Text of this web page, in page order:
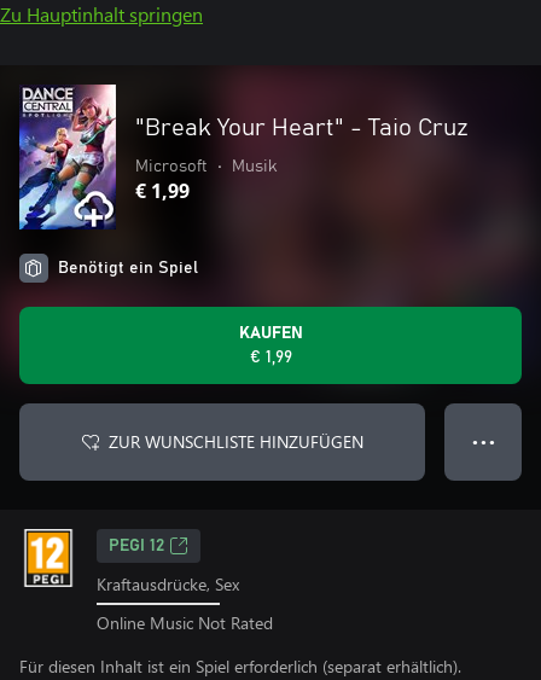
Zu Hauptinhalt springen
"Break Your Heart" - Taio Cruz
Microsoft • Musik
€ 1,99
Benötigt ein Spiel
KAUFEN
€ 1,99
ZUR WUNSCHLISTE HINZUFÜGEN ● ● ●
PEGI 12
Kraftausdrücke, Sex
Online Music Not Rated
Für diesen Inhalt ist ein Spiel erforderlich (separat erhältlich).